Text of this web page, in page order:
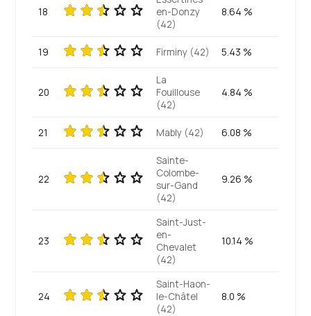
18
en-Donzy
(42)
8.64 %
19 Firminy (42) 5.43 %
20
La
Fouillouse
(42)
4.84 %
21 Mably (42) 6.08 %
22
Sainte-
Colombe-
sur-Gand
(42)
9.26 %
23
Saint-Just-
en-
Chevalet
(42)
10.14 %
24
Saint-Haon-
le-Châtel
(42)
8.0 %